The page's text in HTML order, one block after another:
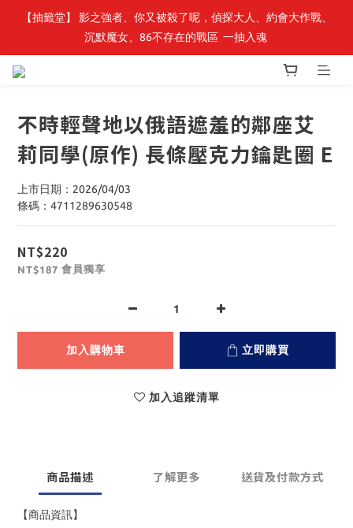
最新開賣🔥「全知讀者視角」 周邊商品
【抽籤堂】 影之強者、你又被殺了呢，偵探大人、約會大作戰、
沉默魔女、86不存在的戰區  一抽入魂
不時輕聲地以俄語遮羞的鄰座艾
莉同學(原作) 長條壓克力鑰匙圈 E
上市日期：2026/04/03
條碼：4711289630548
NT$220
NT$187 會員獨享
加入購物車 立即購買
加入追蹤清單
商品描述 了解更多 送貨及付款方式
【商品資訊】